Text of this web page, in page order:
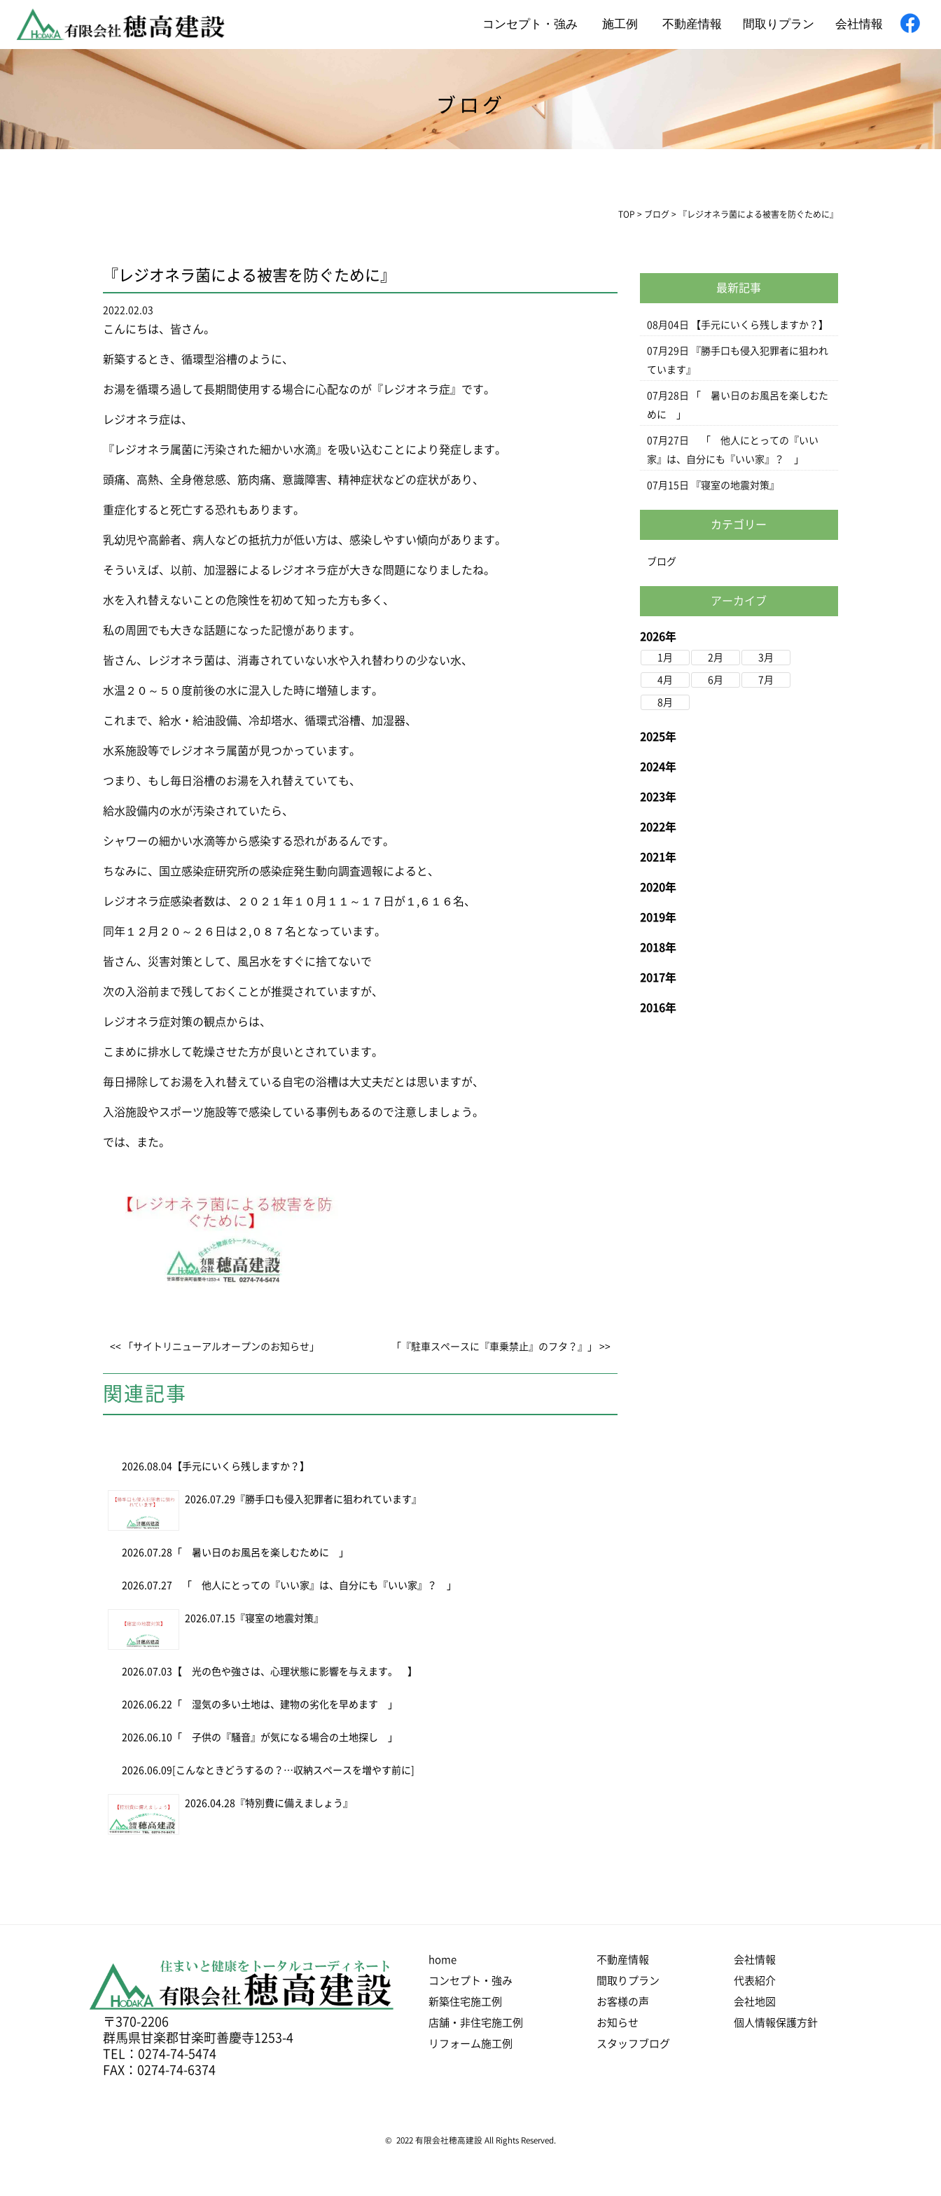
コンセプト・強み 施工例
新築住宅
不動産情報 間取りプラン 会社情報
ブログ
TOP > ブログ > 『レジオネラ菌による被害を防ぐために』
『レジオネラ菌による被害を防ぐために』
2022.02.03
こんにちは、皆さん。
新築するとき、循環型浴槽のように、
お湯を循環ろ過して長期間使用する場合に心配なのが『レジオネラ症』です。
レジオネラ症は、
『レジオネラ属菌に汚染された細かい水滴』を吸い込むことにより発症します。
頭痛、高熱、全身倦怠感、筋肉痛、意識障害、精神症状などの症状があり、
重症化すると死亡する恐れもあります。
乳幼児や高齢者、病人などの抵抗力が低い方は、感染しやすい傾向があります。
そういえば、以前、加湿器によるレジオネラ症が大きな問題になりましたね。
水を入れ替えないことの危険性を初めて知った方も多く、
私の周囲でも大きな話題になった記憶があります。
皆さん、レジオネラ菌は、消毒されていない水や入れ替わりの少ない水、
水温２０～５０度前後の水に混入した時に増殖します。
これまで、給水・給油設備、冷却塔水、循環式浴槽、加湿器、
水系施設等でレジオネラ属菌が見つかっています。
つまり、もし毎日浴槽のお湯を入れ替えていても、
給水設備内の水が汚染されていたら、
シャワーの細かい水滴等から感染する恐れがあるんです。
ちなみに、国立感染症研究所の感染症発生動向調査週報によると、
レジオネラ症感染者数は、２０２１年１０月１１～１７日が１,６１６名、
同年１２月２０～２６日は２,０８７名となっています。
皆さん、災害対策として、風呂水をすぐに捨てないで
次の入浴前まで残しておくことが推奨されていますが、
レジオネラ症対策の観点からは、
こまめに排水して乾燥させた方が良いとされています。
毎日掃除してお湯を入れ替えている自宅の浴槽は大丈夫だとは思いますが、
入浴施設やスポーツ施設等で感染している事例もあるので注意しましょう。
では、また。
<< 「サイトリニューアルオープンのお知らせ」 「『駐車スペースに『車乗禁止』のフタ？』」 >>
関連記事
2026.08.04 【手元にいくら残しますか？】
2026.07.29 『勝手口も侵入犯罪者に狙われています』
2026.07.28 「 暑い日のお風呂を楽しむために 」
2026.07.27 「 他人にとっての『いい家』は、自分にも『いい家』？ 」
2026.07.15 『寝室の地震対策』
2026.07.03 【 光の色や強さは、心理状態に影響を与えます。 】
2026.06.22 「 湿気の多い土地は、建物の劣化を早めます 」
2026.06.10 「 子供の『騒音』が気になる場合の土地探し 」
2026.06.09 [こんなときどうするの？…収納スペースを増やす前に]
2026.04.28 『特別費に備えましょう』
最新記事
08月04日 【手元にいくら残しますか？】
07月29日
『勝手口も侵入犯罪者に狙われ
ています』
07月28日
「 暑い日のお風呂を楽しむた
めに 」
07月27日
「 他人にとっての『いい
家』は、自分にも『いい家』？ 」
07月15日 『寝室の地震対策』
カテゴリー
ブログ
アーカイブ
2026年
1月 2月 3月
4月 6月 7月
8月
2025年
2024年
2023年
2022年
2021年
2020年
2019年
2018年
2017年
2016年
home
コンセプト・強み
新築住宅施工例
店舗・非住宅施工例
リフォーム施工例
不動産情報
間取りプラン
お客様の声
お知らせ
スタッフブログ
会社情報
代表紹介
会社地図
個人情報保護方針
〒370-2206
群馬県甘楽郡甘楽町善慶寺1253-4
TEL：0274-74-5474
FAX：0274-74-6374
© 2022 有限会社穂高建設 All Rights Reserved.